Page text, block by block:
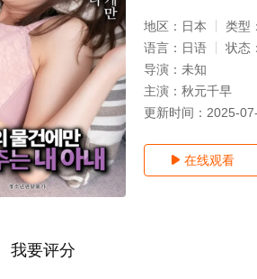
地区： 日本 类型：
语言： 日语 状态：
导演： 未知
主演： 秋元千早
更新时间： 2025-
 在线观看
我要评分